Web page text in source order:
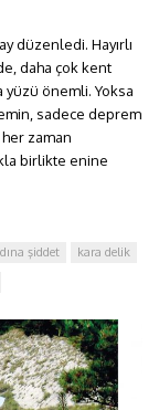
düzenledi. Hayırlı
daha çok kent
yüzü önemli. Yoksa
sadece deprem
zaman
birlikte enine
şiddet
kara delik